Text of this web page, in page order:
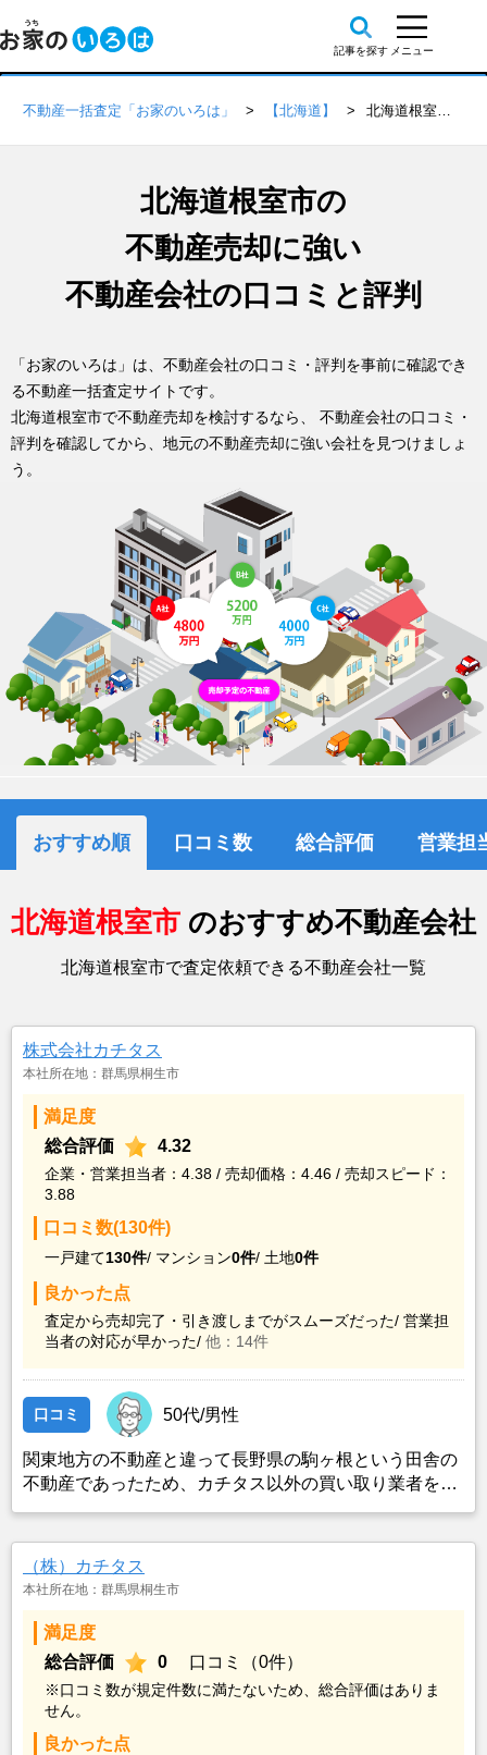
不動産一括査定「お家のいろは」 【北海道】 北海道根室市の不動産会社 口コミ・評判一覧
北海道根室市の
不動産売却に強い
不動産会社の口コミと評判
「お家のいろは」は、不動産会社の口コミ・評判を事前に確認でき
る不動産一括査定サイトです。
北海道根室市で不動産売却を検討するなら、 不動産会社の口コミ・
評判を確認してから、地元の不動産売却に強い会社を見つけましょ
う。
おすすめ順 口コミ数 総合評価 営業担
北海道根室市 のおすすめ不動産会社
北海道根室市で査定依頼できる不動産会社一覧
株式会社カチタス
本社所在地：群馬県桐生市
満足度
総合評価
4.32
企業・営業担当者：4.38 / 売却価格：4.46 / 売却スピード：
3.88
口コミ数(130件)
一戸建て130件/ マンション0件/ 土地0件
良かった点
査定から売却完了・引き渡しまでがスムーズだった/ 営業担
当者の対応が早かった/ 他：14件
口コミ 50代/男性
関東地方の不動産と違って長野県の駒ヶ根という田舎の
不動産であったため、カチタス以外の買い取り業者をみ
も空き家の状態で不動産を残しておけないと考えて売却
を決めた。
（株）カチタス
本社所在地：群馬県桐生市
満足度
総合評価
0 口コミ（0件）
※口コミ数が規定件数に満たないため、総合評価はありま
せん。
良かった点